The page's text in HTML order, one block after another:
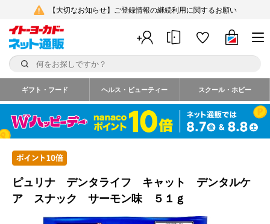
【大切なお知らせ】ご登録情報の継続利用に関するお願い
ギフト・フード ヘルス・ビューティー スクール・ホビー
ピュリナ デンタライフ キャット デンタルケ
ア スナック サーモン味 ５１ｇ